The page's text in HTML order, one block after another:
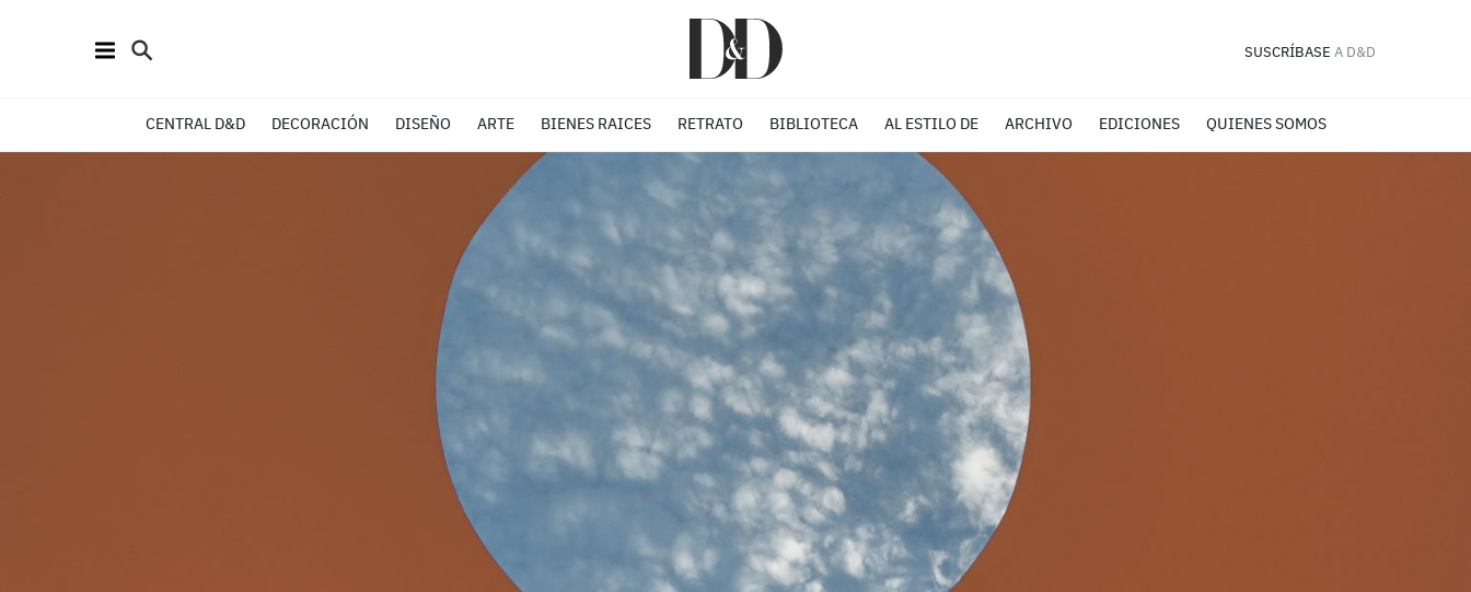
SUSCRÍBASE A D&D
CENTRAL D&D DECORACIÓN DISEÑO ARTE BIENES RAICES RETRATO BIBLIOTECA AL ESTILO DE ARCHIVO EDICIONES QUIENES SOMOS